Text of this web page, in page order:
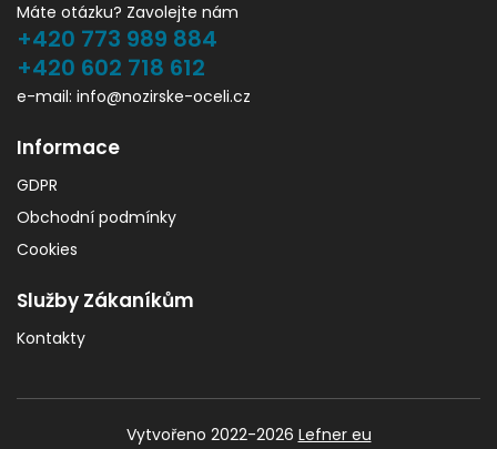
Máte otázku? Zavolejte nám
+420 773 989 884
+420 602 718 612
e-mail: info@nozirske-oceli.cz
Informace
GDPR
Obchodní podmínky
Cookies
Služby Zákaníkům
Kontakty
Vytvořeno 2022-2026 Lefner eu